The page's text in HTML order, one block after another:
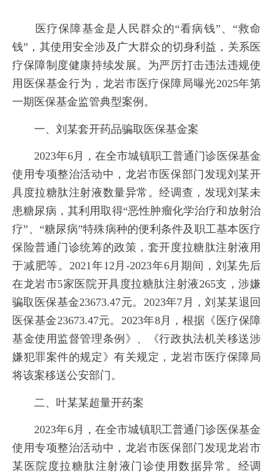
医疗保障基金是人民群众的“看病钱”、“救命
钱”，其使用安全涉及广大群众的切身利益，关系医
疗保障制度健康持续发展。为严厉打击违法违规使
用医保基金行为，龙岩市医疗保障局曝光2025年第
一期医保基金监管典型案例。
一、刘某套开药品骗取医保基金案
2023年6月，在全市城镇职工普通门诊医保基金
使用专项整治活动中，龙岩市医保部门发现刘某开
具度拉糖肽注射液数量异常。经调查，发现刘某未
患糖尿病，其利用取得“恶性肿瘤化学治疗和放射治
疗”、“糖尿病”特殊病种的便利条件及职工基本医疗
保险普通门诊统筹的政策，套开度拉糖肽注射液用
于减肥等。2021年12月-2023年6月期间，刘某先后
在龙岩市5家医院开具度拉糖肽注射液265支，涉嫌
骗取医保基金23673.47元。2023年7月，刘某某退回
医保基金23673.47元。2023年8月，根据《医疗保障
基金使用监督管理条例》、《行政执法机关移送涉
嫌犯罪案件的规定》有关规定，龙岩市医疗保障局
将该案移送公安部门。
二、叶某某超量开药案
2023年6月，在全市城镇职工普通门诊医保基金
使用专项整治活动中，龙岩市医保部门发现龙岩市
某医院度拉糖肽注射液门诊使用数据异常。经调